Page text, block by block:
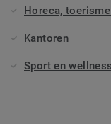
Horeca,
Kantoren
Sport en wellness